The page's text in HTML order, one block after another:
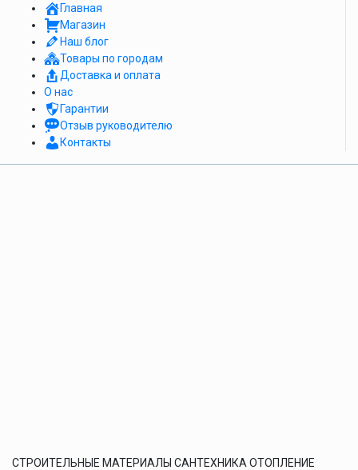
Главная
Магазин
Наш блог
Товары по городам
Доставка и оплата
О нас
Гарантии
Отзыв руководителю
Контакты
СТРОИТЕЛЬНЫЕ МАТЕРИАЛЫ САНТЕХНИКА ОТОПЛЕНИЕ